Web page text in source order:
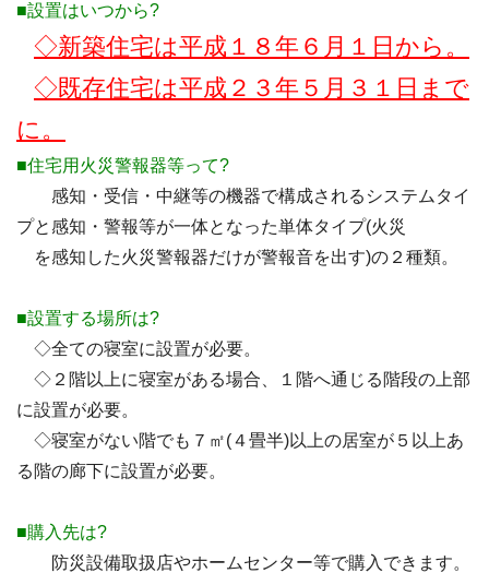
■設置はいつから?
◇新築住宅は平成１８年６月１日から。
◇既存住宅は平成２３年５月３１日まで
に。
■住宅用火災警報器等って?
感知・受信・中継等の機器で構成されるシステムタイ
プと感知・警報等が一体となった単体タイプ(火災
を感知した火災警報器だけが警報音を出す)の２種類。
■設置する場所は?
◇全ての寝室に設置が必要。
◇２階以上に寝室がある場合、１階へ通じる階段の上部
に設置が必要。
◇寝室がない階でも７㎡(４畳半)以上の居室が５以上あ
る階の廊下に設置が必要。
■購入先は?
防災設備取扱店やホームセンター等で購入できます。